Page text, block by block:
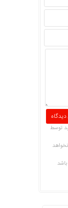
توسط